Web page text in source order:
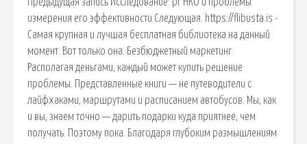
измерения его эффективности Следующая. https://flibusta.is -
Самая крупная и лучшая бесплатная библиотека на данный
момент. Вот только она. Безбюджетный маркетинг.
Располагая деньгами, каждый может купить решение
проблемы. Представленные книги — не путеводители с
лайфхаками, маршрутами и расписанием автобусов. Мы, как
и вы, знаем точно — дарить подарки куда приятнее, чем
получать. Поэтому пока. Благодаря глубоким размышлениям